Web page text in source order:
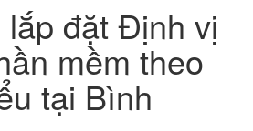
đặt Định vị
mềm theo
tại Bình